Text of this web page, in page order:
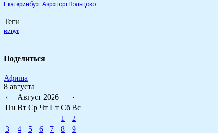
Екатеринбург Аэропорт Кольцово
Теги
вирус
Поделиться
Афиша
8 августа
‹
Август 2026
›
Пн Вт Ср Чт Пт Сб Вс
1
2
3
4 5 6 7 8
9